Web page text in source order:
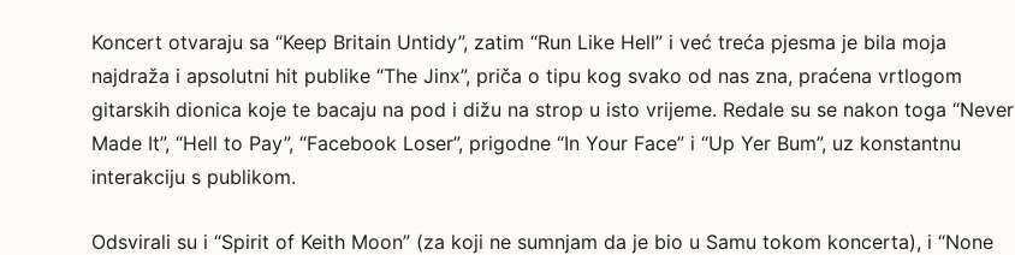
Koncert otvaraju sa “Keep Britain Untidy”, zatim “Run Like Hell” i već treća pjesma je bila moja
najdraža i apsolutni hit publike “The Jinx”, priča o tipu kog svako od nas zna, praćena vrtlogom
gitarskih dionica koje te bacaju na pod i dižu na strop u isto vrijeme. Redale su se nakon toga “Never
Made It”, “Hell to Pay”, “Facebook Loser”, prigodne “In Your Face” i “Up Yer Bum”, uz konstantnu
interakciju s publikom.
Odsvirali su i “Spirit of Keith Moon” (za koji ne sumnjam da je bio u Samu tokom koncerta), i “None